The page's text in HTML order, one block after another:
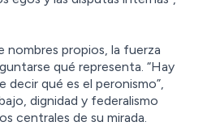
nombres propios, la fuerza
qué representa. “Hay
decir qué es el peronismo”,
dignidad y federalismo
centrales de su mirada.